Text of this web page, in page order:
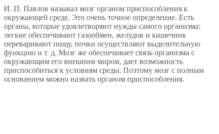
И. П. Павлов называл мозг органом приспособления к
окружающей среде. Это очень точное определение. Есть
органы, которые удовлетворяют нужды самого организма:
легкие обеспечивают газообмен, желудок и кишечник
переваривают пищу, почки осуществляют выделительную
функцию и т. д. Мозг же обеспечивает связь организма с
окружающим его внешним миром, дает возможность
приспособиться к условиям среды. Поэтому мозг с полным
основанием можно назвать органом приспособления.